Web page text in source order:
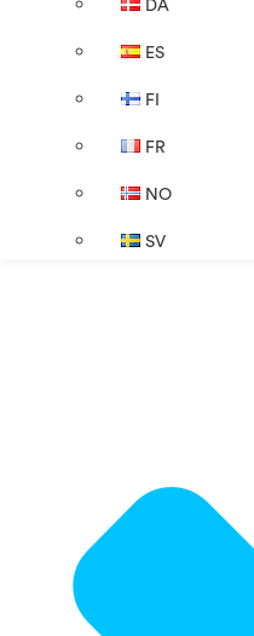
DA
ES
FI
FR
NO
SV